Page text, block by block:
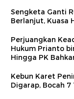
Sengketa Ganti
Berlanjut, Kuasa
Perjuangkan
Hukum Prianto
Hingga PK
Kebun Karet
Digarap, Bocah